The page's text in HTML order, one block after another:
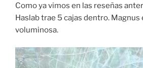
Como ya vimos en las reseñas
Haslab trae 5 cajas dentro. Magnus
voluminosa.